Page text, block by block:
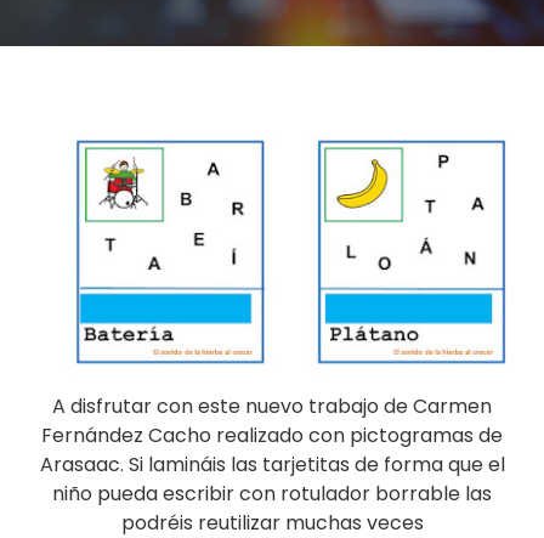
A disfrutar con este nuevo trabajo de Carmen
Fernández Cacho realizado con pictogramas de
Arasaac. Si lamináis las tarjetitas de forma que el
niño pueda escribir con rotulador borrable las
podréis reutilizar muchas veces